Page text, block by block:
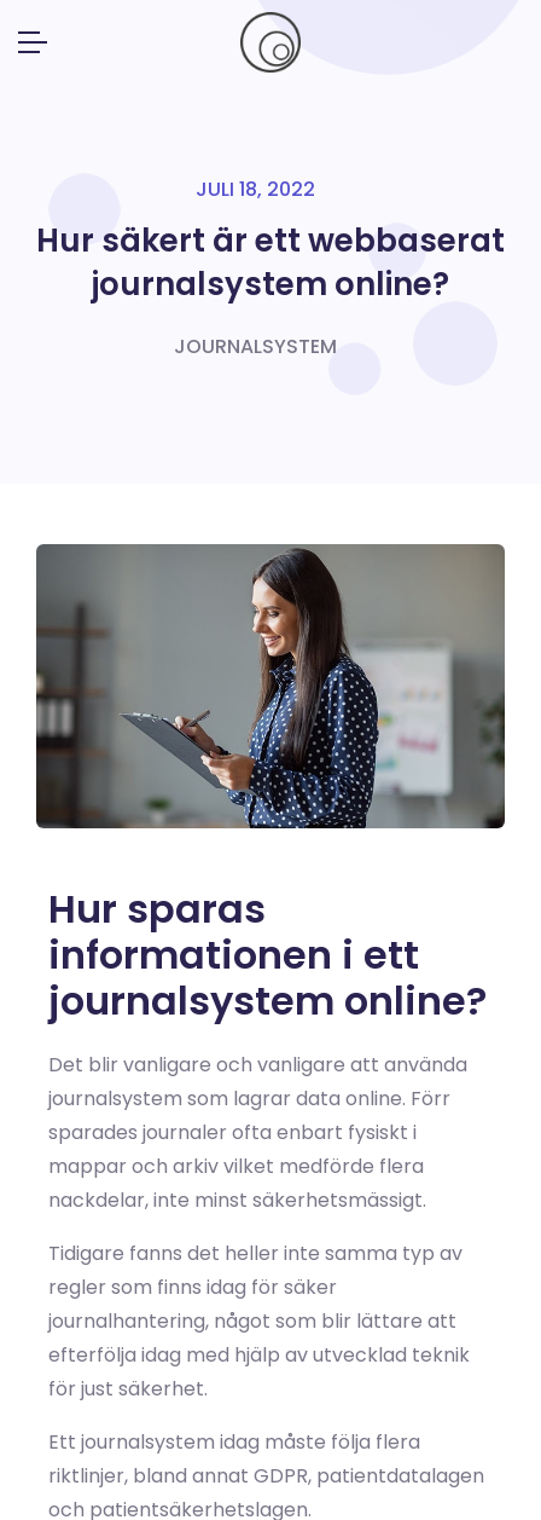
JULI 18, 2022
Hur säkert är ett webbaserat
journalsystem online?
JOURNALSYSTEM
Hur sparas
informationen i ett
journalsystem online?
Det blir vanligare och vanligare att använda
journalsystem som lagrar data online. Förr
sparades journaler ofta enbart fysiskt i
mappar och arkiv vilket medförde flera
nackdelar, inte minst säkerhetsmässigt.
Tidigare fanns det heller inte samma typ av
regler som finns idag för säker
journalhantering, något som blir lättare att
efterfölja idag med hjälp av utvecklad teknik
för just säkerhet.
Ett journalsystem idag måste följa flera
riktlinjer, bland annat GDPR, patientdatalagen
och patientsäkerhetslagen.